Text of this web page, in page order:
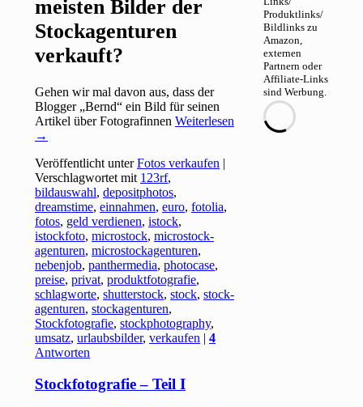
meisten Bilder der
Stockagenturen
verkauft?
Gehen wir mal davon aus, dass der
Blogger „Bernd“ ein Bild für seinen
Artikel über FotografinnenWeiterlesen
→
Veröffentlicht unter Fotos verkaufen |
Verschlagwortet mit 123rf,
bildauswahl,depositphotos,
dreamstime,einnahmen,euro,fotolia,
fotos, geld verdienen,istock,
istockfoto,microstock,microstock-
agenturen,microstockagenturen,
nebenjob,panthermedia,photocase,
preise,privat,produktfotografie,
schlagworte,shutterstock,stock,stock-
agenturen,stockagenturen,
Stockfotografie,stockphotography,
umsatz,urlaubsbilder,verkaufen |4
Antworten
Stockfotografie – Teil I
Produktlinks/
Bildlinks zu
Amazon,
externen
Partnern oder
Affiliate-Links
sind Werbung.